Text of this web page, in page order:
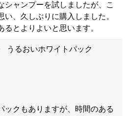
シャンプーを試しましたが、こ
い、久しぶりに購入しました。
とよりよいと思います。
うるおいホワイトパック
ックもありますが、時間のある